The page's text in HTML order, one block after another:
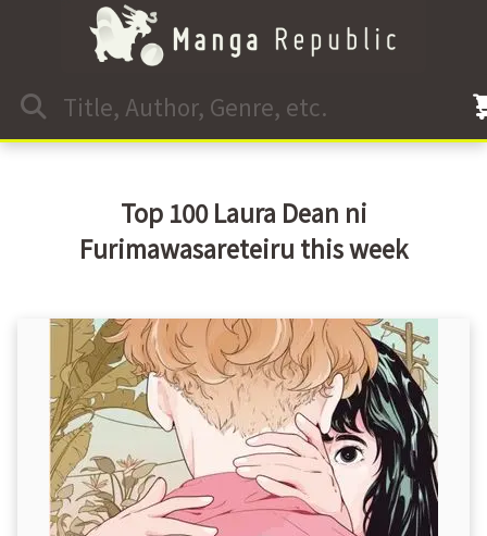
Top 100 Laura Dean ni
Furimawasareteiru this week